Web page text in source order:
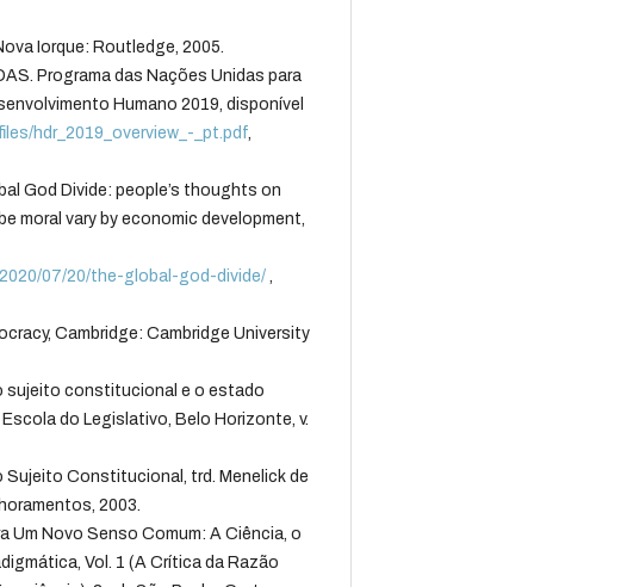
Iorque: Routledge, 2005.
Programa das Nações Unidas para
Humano 2019, disponível
hdr_2019_overview_-_pt.pdf
God Divide: people’s thoughts on
moral vary by economic development,
07/20/the-global-god-divide/
Cambridge: Cambridge University
sujeito constitucional e o estado
do Legislativo, Belo Horizonte, v.
Sujeito Constitucional, trd. Menelick de
2003.
Um Novo Senso Comum: A Ciência, o
Vol. 1 (A Crítica da Razão